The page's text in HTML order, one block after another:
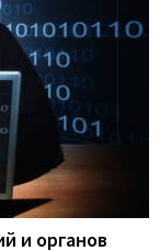
и органов